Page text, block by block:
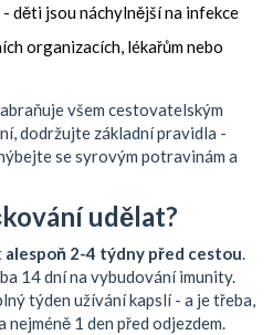
- děti jsou náchylnější na infekce
organizacích, lékařům nebo
všem cestovatelským
dodržujte základní pravidla -
se syrovým potravinám a
udělat?
alespoň 2-4 týdny před cestou.
14 dní na vybudování imunity.
týden užívání kapslí - a je třeba,
1 den před odjezdem.